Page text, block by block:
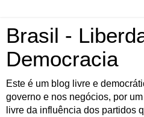
Brasil -
Democracia
Este é um blog livre e
governo e nos negócios, por
livre da influência dos partidos